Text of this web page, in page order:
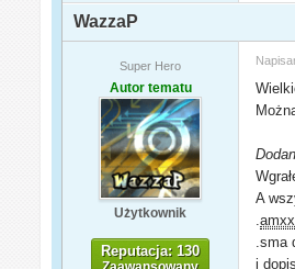
WazzaP
Super Hero
Autor tematu
Użytkownik
Reputacja: 130
A
.amxx
.sma
i